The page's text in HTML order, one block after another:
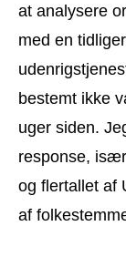
at analysere
med en
bestemt ikke
uger siden.
response,
og flertallet af
af